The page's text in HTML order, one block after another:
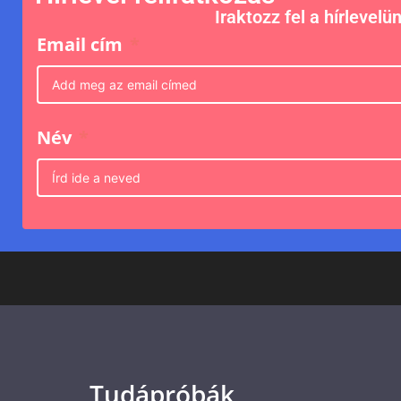
Iraktozz fel a
Email cím
Név
Tudápróbák